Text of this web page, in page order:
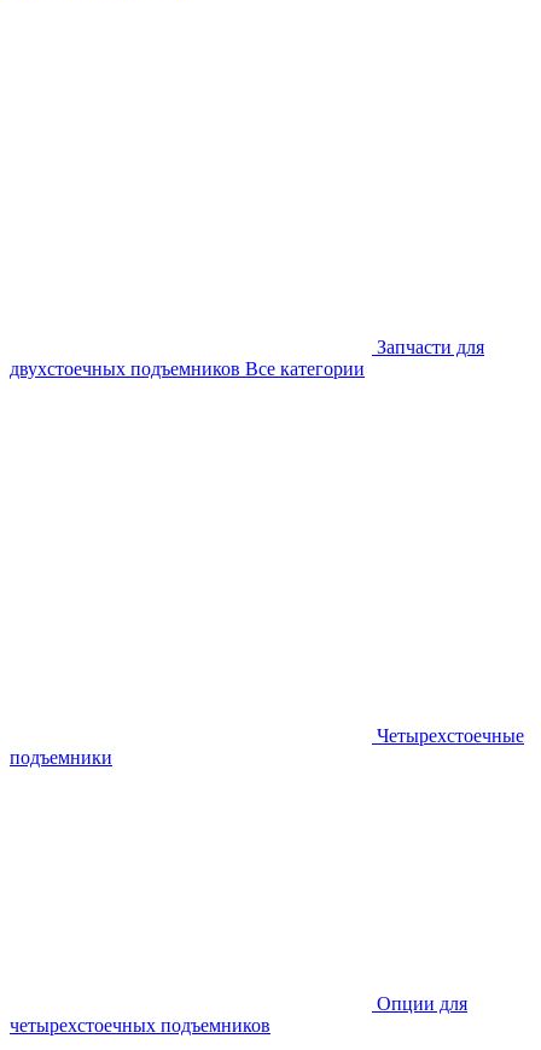
Запчасти для
двухстоечных подъемников Все категории
Четырехстоечные
подъемники
Опции для
четырехстоечных подъемников